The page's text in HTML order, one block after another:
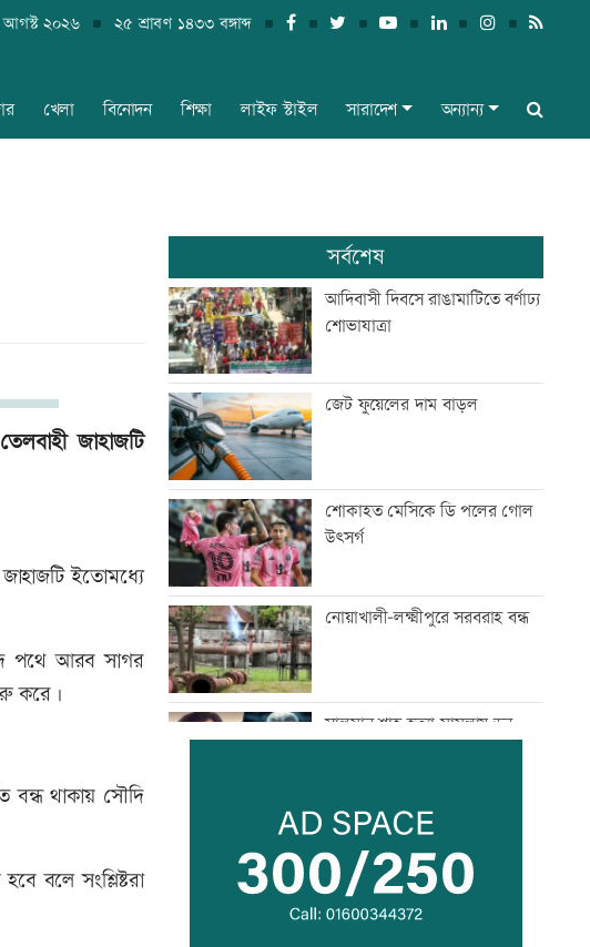
২০২৬ ২৫ শ্রাবণ ১৪৩৩ বঙ্গাব্দ
খেলা বিনোদন শিক্ষা লাইফ স্টাইল সারাদেশ অন্যান্য
জাহাজটি
জাহাজটি ইতোমধ্যে
পথে আরব সাগর
করে।
বন্ধ থাকায় সৌদি
বলে সংশ্লিষ্টরা
সর্বশেষ
আদিবাসী দিবসে রাঙামাটিতে বর্ণাঢ্য
শোভাযাত্রা
জেট ফুয়েলের দাম বাড়ল
শোকাহত মেসিকে ডি পলের গোল
উৎসর্গ
নোয়াখালী-লক্ষ্মীপুরে সরবরাহ বন্ধ
সালমান শাহ হত্যা মামলায় ডন
মাছ লুটের ঘটনায় আ.লীগ নেতার
বিরুদ্ধে সংবাদ সম্মেলন